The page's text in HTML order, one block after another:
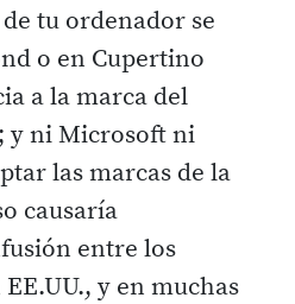
tu ordenador se
o en Cupertino
a la marca del
y ni Microsoft ni
las marcas de la
causaría
entre los
y en muchas